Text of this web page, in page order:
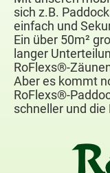
sich z.B.
einfach und
Ein über 50m²
langer
RoFlexs®-
Aber es kommt
RoFlexs®-
schneller und